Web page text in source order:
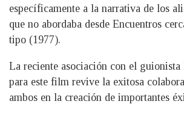
específicamente a la narrativa de los
que no abordaba desde Encuentros
tipo (1977).
La reciente asociación con el
para este film revive la exitosa
ambos en la creación de importantes